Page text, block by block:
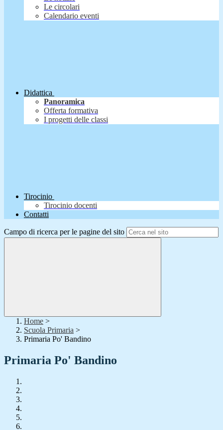
Le circolari
Calendario eventi
Didattica
Panoramica
Offerta formativa
I progetti delle classi
Tirocinio
Tirocinio docenti
Contatti
Campo di ricerca per le pagine del sito
Home >
Scuola Primaria >
Primaria Po' Bandino
Primaria Po' Bandino